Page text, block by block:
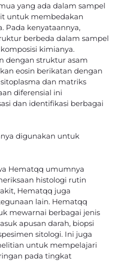
yang ada dalam sampel
untuk membedakan
Pada kenyataannya,
berbeda dalam sampel
kimianya.
dengan struktur asam
eosin berikatan dengan
dan matriks
diferensial ini
dan identifikasi berbagai
digunakan untuk
Hematqq umumnya
histologi rutin
Hematqq juga
lain. Hematqq
mewarnai berbagai jenis
apusan darah, biopsi
sitologi. Ini juga
untuk mempelajari
pada tingkat